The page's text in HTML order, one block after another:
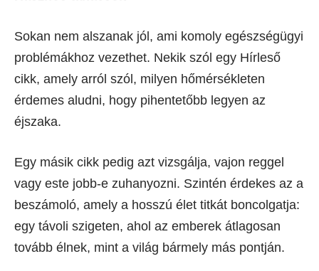
Sokan nem alszanak jól, ami komoly egészségügyi
problémákhoz vezethet. Nekik szól egy Hírleső
cikk, amely arról szól, milyen hőmérsékleten
érdemes aludni, hogy pihentetőbb legyen az
éjszaka.
Egy másik cikk pedig azt vizsgálja, vajon reggel
vagy este jobb-e zuhanyozni. Szintén érdekes az a
beszámoló, amely a hosszú élet titkát boncolgatja:
egy távoli szigeten, ahol az emberek átlagosan
tovább élnek, mint a világ bármely más pontján.